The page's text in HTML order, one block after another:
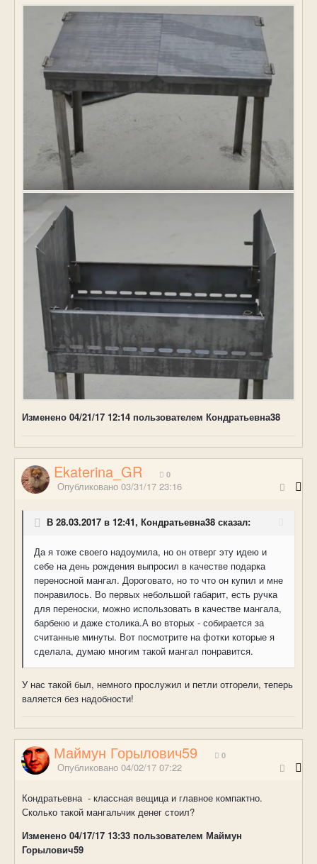
Изменено 04/21/17 12:14 пользователем Кондратьевна38
Ekaterina_GR 0
Опубликовано 03/31/17 23:16
В 28.03.2017 в 12:41, Кондратьевна38 сказал:
Да я тоже своего надоумила, но он отверг эту идею и
себе на день рождения выпросил в качестве подарка
переносной мангал. Дороговато, но то что он купил и мне
понравилось. Во первых небольшой габарит, есть ручка
для переноски, можно использовать в качестве мангала,
барбекю и даже столика.А во вторых - собирается за
считанные минуты. Вот посмотрите на фотки которые я
сделала, думаю многим такой мангал понравится.
У нас такой был, немного прослужил и петли отгорели, теперь
валяется без надобности!
Маймун Горылович59 0
Опубликовано 04/02/17 07:22
Кондратьевна - классная вещица и главное компактно.
Сколько такой мангальчик денег стоил?
Изменено 04/17/17 13:33 пользователем Маймун
Горылович59